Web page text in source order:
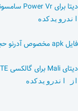
دیتا برای Power Vr سامسونگ حجم 743 مگابایت
اندرویدکده
فایل apk مخصوص آدرنو حجم 5 مگابایت
دیتای Mali برای گالکسی SII , NOTE حجم 920.5 مگابایت
از اندرویدکده